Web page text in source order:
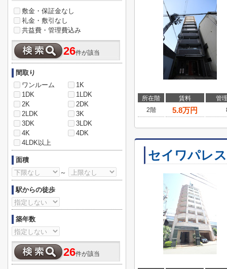
所在階 賃料
管
2階
5.8万円
セイワパレ
敷金・保証金なし
礼金・敷引なし
共益費・管理費込み
26件が該当
間取り
ワンルーム
1K
1DK
1LDK
2K
2DK
2LDK
3K
3DK
3LDK
4K
4DK
4LDK以上
面積
～
駅からの徒歩
築年数
26件が該当